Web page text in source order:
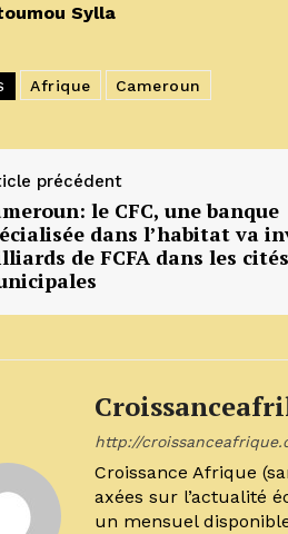
Sylla
Afrique Cameroun
précédent
le CFC, une banque
dans l’habitat va
de FCFA dans les cités
http://
Croissance Afrique
axées sur l’actualité
un mensuel